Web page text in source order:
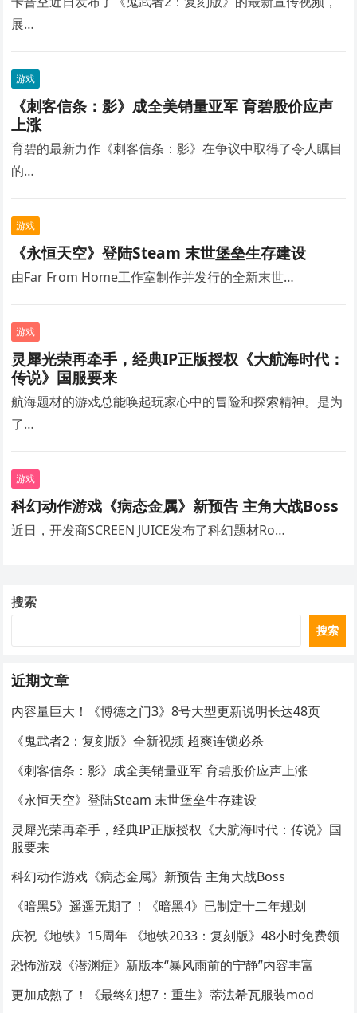
展…
游戏
《刺客信条：影》成全美销量亚军 育碧股价应声
上涨
育碧的最新力作《刺客信条：影》在争议中取得了令人瞩目
的…
游戏
《永恒天空》登陆Steam 末世堡垒生存建设
由Far From Home工作室制作并发行的全新末世…
游戏
灵犀光荣再牵手，经典IP正版授权《大航海时代：
传说》国服要来
航海题材的游戏总能唤起玩家心中的冒险和探索精神。是为
了…
游戏
科幻动作游戏《病态金属》新预告 主角大战Boss
近日，开发商SCREEN JUICE发布了科幻题材Ro…
搜索
搜索
近期文章
内容量巨大！《博德之门3》8号大型更新说明长达48页
《鬼武者2：复刻版》全新视频 超爽连锁必杀
《刺客信条：影》成全美销量亚军 育碧股价应声上涨
《永恒天空》登陆Steam 末世堡垒生存建设
灵犀光荣再牵手，经典IP正版授权《大航海时代：传说》国
服要来
科幻动作游戏《病态金属》新预告 主角大战Boss
《暗黑5》遥遥无期了！《暗黑4》已制定十二年规划
庆祝《地铁》15周年 《地铁2033：复刻版》48小时免费领
恐怖游戏《潜渊症》新版本“暴风雨前的宁静”内容丰富
更加成熟了！《最终幻想7：重生》蒂法希瓦服装mod